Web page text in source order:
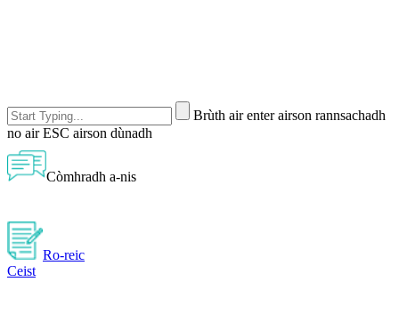
Brùth air enter airson rannsachadh
no air ESC airson dùnadh
Còmhradh a-nis
Ro-reic
Ceist